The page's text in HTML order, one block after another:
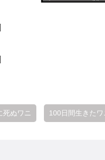
死ぬワニ 100日間生きたワ